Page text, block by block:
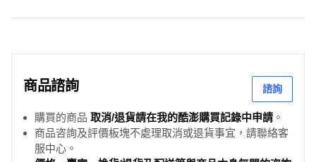
商品諮詢 諮詢
購買的商品 取消/退貨請在我的酷澎購買記錄中申請 。
商品咨詢及評價板塊不處理取消或退貨事宜，請聯絡客
服中心。